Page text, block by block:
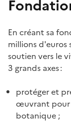
En créant sa
millions d'euros
soutien vers le
3 grands axes :
protéger et
œuvrant pour
botanique ;